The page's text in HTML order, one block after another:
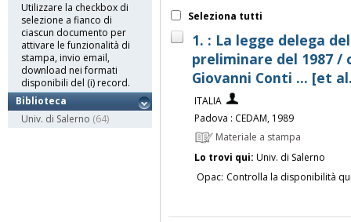
Utilizzare la checkbox di
selezione a fianco di
ciascun documento per
attivare le funzionalità di
stampa, invio email,
download nei formati
disponibili del (i) record.
Biblioteca
Univ. di Salerno (64)
Seleziona tutti
1. : La legge delega
preliminare del 1987 /
Giovanni Conti ... [et
ITALIA
Padova : CEDAM, 1989
Materiale a stampa
Lo trovi qui: Univ. di Salerno
Opac: Controlla la disponibilità